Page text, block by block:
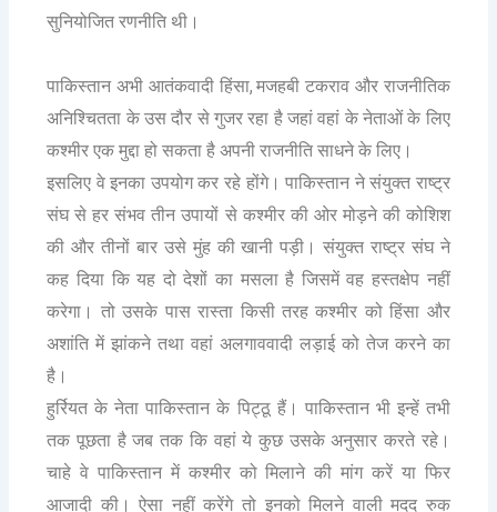
सुनियोजित रणनीति थी।
पाकिस्तान अभी आतंकवादी हिंसा,मजहबी टकराव और राजनीतिक
अनिश्चितता के उस दौर से गुजर रहा है जहां वहां के नेताओं के लिए
कश्मीर एक मुद्दा हो सकता है अपनी राजनीति साधने के लिए।
इसलिए वे इनका उपयोग कर रहे होंगे। पाकिस्तान ने संयुक्त राष्ट्र
संघ से हर संभव तीन उपायों से कश्मीर की ओर मोड़ने की कोशिश
की और तीनों बार उसे मुंह की खानी पड़ी। संयुक्त राष्ट्र संघ ने
कह दिया कि यह दो देशों का मसला है जिसमें वह हस्तक्षेप नहीं
करेगा। तो उसके पास रास्ता किसी तरह कश्मीर को हिंसा और
अशांति में झांकने तथा वहां अलगाववादी लड़ाई को तेज करने का
है।
हुर्रियत के नेता पाकिस्तान के पिट्ठू हैं। पाकिस्तान भी इन्हें तभी
तक पूछता है जब तक कि वहां ये कुछ उसके अनुसार करते रहे।
चाहे वे पाकिस्तान में कश्मीर को मिलाने की मांग करें या फिर
आजादी की। ऐसा नहीं करेंगे तो इनको मिलने वाली मदद रुक